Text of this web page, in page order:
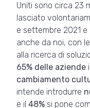
Uniti sono circa 23
lasciato
e settembre 2021
anche da noi, con
alla ricerca di
65% delle aziende
cambiamento
intende introdurre
e il 48% si pone